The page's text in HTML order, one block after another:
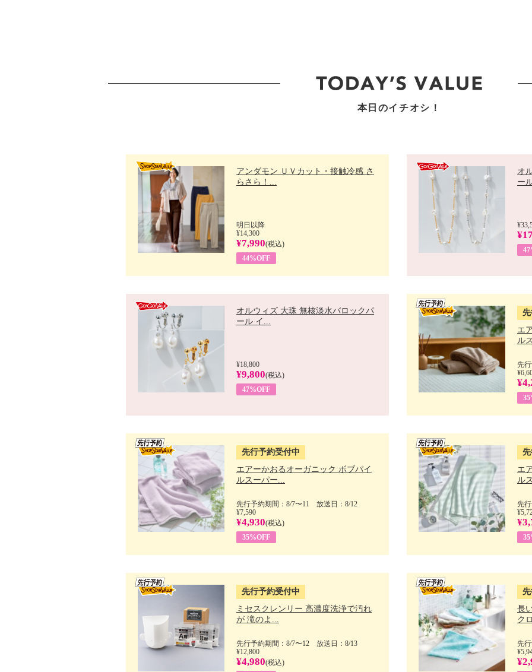
本日のイチオシ！
アンダモン ＵＶカット・接触冷感 さ
らさら！...
明日以降
¥14,300
¥7,990(税込)
44%OFF
オ
ー
オルウィズ 大珠 無核淡水バロックパ
ール イ...
¥18,800
¥9,800(税込)
47%OFF
エ
ル
先
先行予約受付中
エアーかおるオーガニック ボブパイ
ルスーパー...
先行予約期間：8/7〜11 放送日：8/12
¥7,590
¥4,930(税込)
35%OFF
エ
ル
先
先行予約受付中
ミセスクレンリー 高濃度洗浄で汚れ
が 滝のよ...
先行予約期間：8/7〜12 放送日：8/13
¥12,800
¥4,980(税込)
長
ク
先